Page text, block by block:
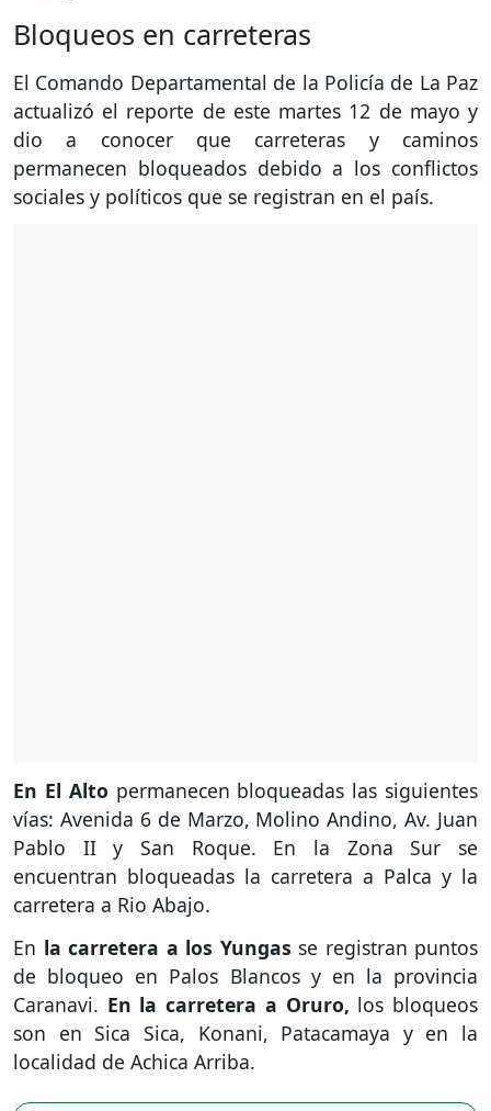
Bloqueos en carreteras
El Comando Departamental de la Policía de La Paz
actualizó el reporte de este martes 12 de mayo y
dio a conocer que carreteras y caminos
permanecen bloqueados debido a los conflictos
sociales y políticos que se registran en el país.
En El Alto permanecen bloqueadas las siguientes
vías: Avenida 6 de Marzo, Molino Andino, Av. Juan
Pablo II y San Roque. En la Zona Sur se
encuentran bloqueadas la carretera a Palca y la
carretera a Rio Abajo.
En la carretera a los Yungas se registran puntos
de bloqueo en Palos Blancos y en la provincia
Caranavi. En la carretera a Oruro, los bloqueos
son en Sica Sica, Konani, Patacamaya y en la
localidad de Achica Arriba.